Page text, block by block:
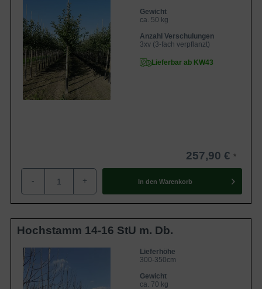
Gewicht
ca. 50 kg
Anzahl Verschulungen
3xv (3-fach verpflanzt)
Lieferbar ab KW43
257,90 €
- + In den Warenkorb
Hochstamm 14-16 StU m. Db.
Lieferhöhe
300-350cm
Gewicht
ca. 70 kg